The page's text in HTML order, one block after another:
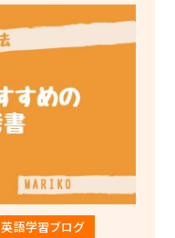
英語学習ブログ